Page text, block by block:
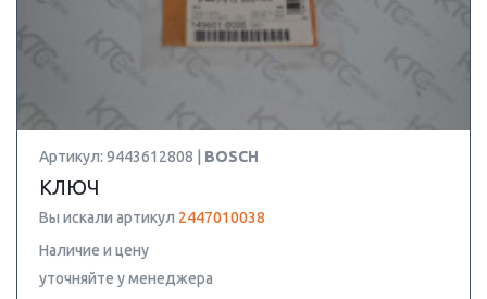
Артикул: 9443612808 | BOSCH
КЛЮЧ
Вы искали артикул 2447010038
Наличие и цену
уточняйте у менеджера